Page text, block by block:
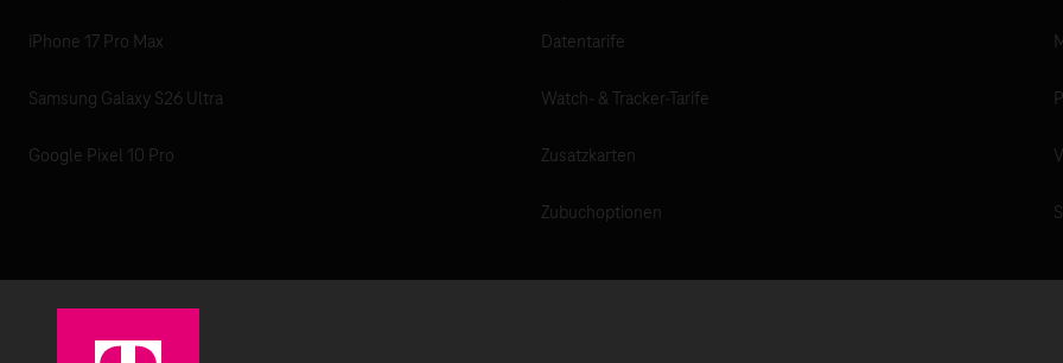
iPhone 17 Pro Max
Samsung Galaxy S26 Ultra
Google Pixel 10 Pro
Datentarife
Watch- & Tracker-Tarife
Zusatzkarten
Zubuchoptionen